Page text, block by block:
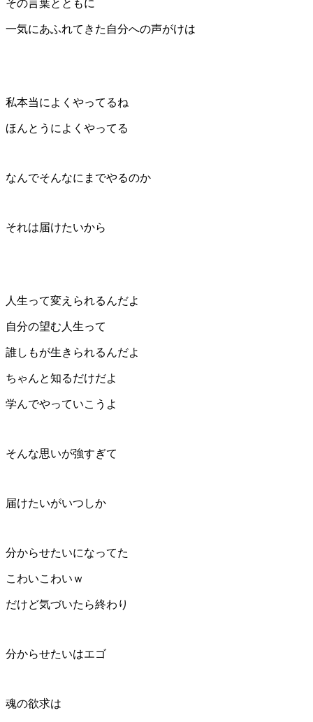
その言葉とともに
一気にあふれてきた自分への声がけは
私本当によくやってるね
ほんとうによくやってる
なんでそんなにまでやるのか
それは届けたいから
人生って変えられるんだよ
自分の望む人生って
誰しもが生きられるんだよ
ちゃんと知るだけだよ
学んでやっていこうよ
そんな思いが強すぎて
届けたいがいつしか
分からせたいになってた
こわいこわいｗ
だけど気づいたら終わり
分からせたいはエゴ
魂の欲求は